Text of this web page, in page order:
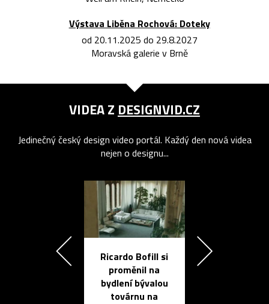
Výstava Liběna Rochová: Doteky
od 20.11.2025 do 29.8.2027
Moravská galerie v Brně
VIDEA Z DESIGNVID.CZ
Jedinečný český design video portál. Každý den nová videa
nejen o designu...
Ricardo Bofill si
proměnil na
bydlení bývalou
továrnu na